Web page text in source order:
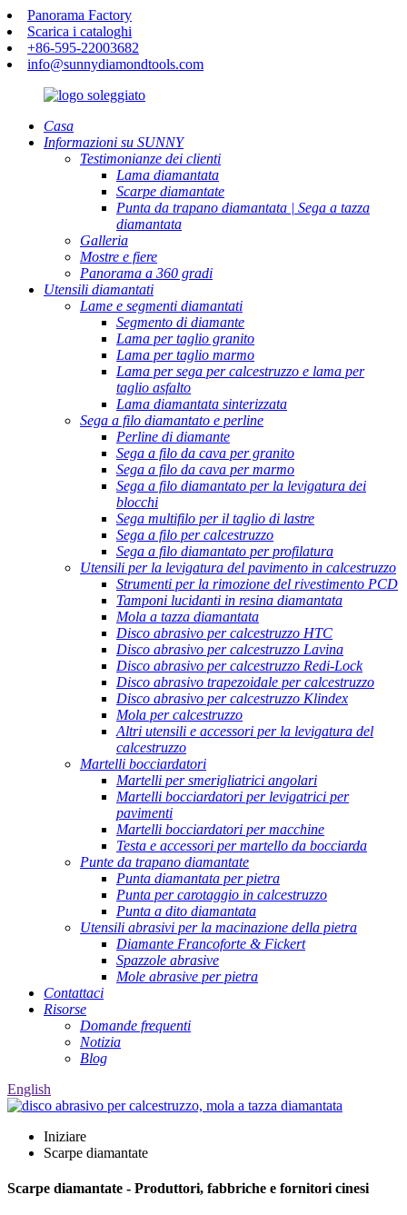
Panorama Factory
Scarica i cataloghi
+86-595-22003682
info@sunnydiamondtools.com
Casa
Informazioni su SUNNY
Testimonianze dei clienti
Lama diamantata
Scarpe diamantate
Punta da trapano diamantata | Sega a tazza
diamantata
Galleria
Mostre e fiere
Panorama a 360 gradi
Utensili diamantati
Lame e segmenti diamantati
Segmento di diamante
Lama per taglio granito
Lama per taglio marmo
Lama per sega per calcestruzzo e lama per
taglio asfalto
Lama diamantata sinterizzata
Sega a filo diamantato e perline
Perline di diamante
Sega a filo da cava per granito
Sega a filo da cava per marmo
Sega a filo diamantato per la levigatura dei
blocchi
Sega multifilo per il taglio di lastre
Sega a filo per calcestruzzo
Sega a filo diamantato per profilatura
Utensili per la levigatura del pavimento in calcestruzzo
Strumenti per la rimozione del rivestimento PCD
Tamponi lucidanti in resina diamantata
Mola a tazza diamantata
Disco abrasivo per calcestruzzo HTC
Disco abrasivo per calcestruzzo Lavina
Disco abrasivo per calcestruzzo Redi-Lock
Disco abrasivo trapezoidale per calcestruzzo
Disco abrasivo per calcestruzzo Klindex
Mola per calcestruzzo
Altri utensili e accessori per la levigatura del
calcestruzzo
Martelli bocciardatori
Martelli per smerigliatrici angolari
Martelli bocciardatori per levigatrici per
pavimenti
Martelli bocciardatori per macchine
Testa e accessori per martello da bocciarda
Punte da trapano diamantate
Punta diamantata per pietra
Punta per carotaggio in calcestruzzo
Punta a dito diamantata
Utensili abrasivi per la macinazione della pietra
Diamante Francoforte & Fickert
Spazzole abrasive
Mole abrasive per pietra
Contattaci
Risorse
Domande frequenti
Notizia
Blog
English
Iniziare
Scarpe diamantate
Scarpe diamantate - Produttori, fabbriche e fornitori cinesi